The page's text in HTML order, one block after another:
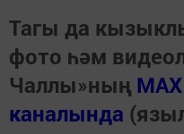
Тагы да
фото һәм
Чаллы»ның MAX
каналында